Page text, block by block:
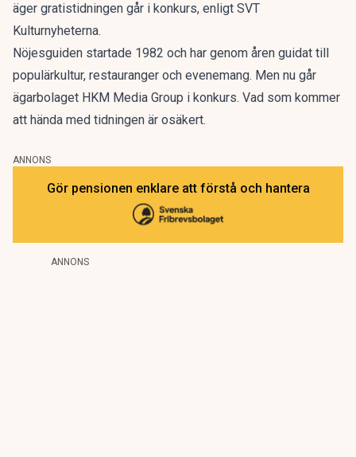
äger gratistidningen går i konkurs, enligt SVT
Kulturnyheterna.
Nöjesguiden startade 1982 och har genom åren guidat till
populärkultur, restauranger och evenemang. Men nu går
ägarbolaget HKM Media Group i konkurs. Vad som kommer
att hända med tidningen är osäkert.
ANNONS
Gör pensionen enklare att förstå och hantera
ANNONS